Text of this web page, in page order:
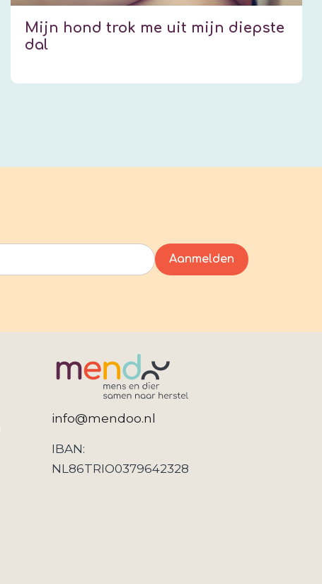
Mijn hond trok me uit mijn diepste
dal
info@mendoo.nl
IBAN:
NL86TRIO0379642328